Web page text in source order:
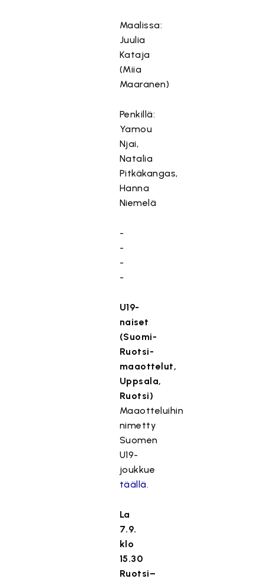
Maalissa:
Juulia
Kataja
(Miia
Maaranen)
Penkillä:
Yamou
Njai,
Natalia
Pitkäkangas,
Hanna
Niemelä
-
-
-
-
U19-
naiset
(Suomi-
Ruotsi-
maaottelut,
Uppsala,
Ruotsi)
Maaotteluihin
nimetty
Suomen
U19-
joukkue
täällä.
La
7.9.
klo
15.30
Ruotsi–